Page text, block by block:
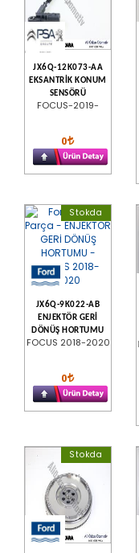
JX6Q-12K073-AA
EKSANTRİK KONUM
SENSÖRÜ
FOCUS-2019-
0
Stokda
JX6Q-9K022-AB
ENJEKTÖR GERİ
DÖNÜŞ HORTUMU
FOCUS 2018-2020
0
Stokda